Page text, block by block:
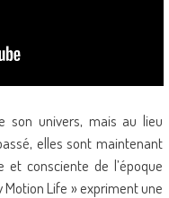
son univers, mais au lieu
elles sont maintenant
et consciente de l’époque
Life » expriment une